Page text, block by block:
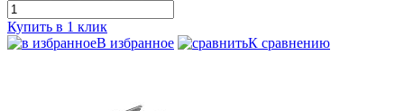
Купить в 1 клик
В избранное
К сравнению